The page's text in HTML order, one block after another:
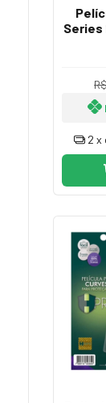
Series
2 x